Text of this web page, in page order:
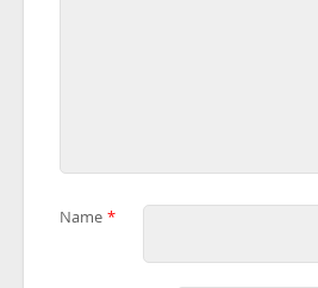
Name *